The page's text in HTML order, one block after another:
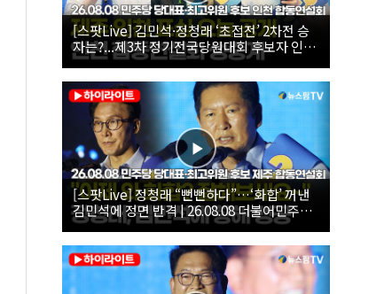
[스팟Live] 김민석·정청래 ‘초접전’ 2차전 승
자는?...제3차 정기전국당원대회 후보자 인천
합동연설회 생중계 | 26.08.08
[스팟Live] 정청래 “뻔뻔하다”…‘화합’ 꺼낸
김민석에 정면 반격 | 26.08.08 더불어민주당
당대표·최고위원 후보 제주 합동연설회